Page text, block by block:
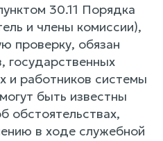
30.11 Порядка
и члены комиссии),
проверку, обязан
государственных
и работников системы
быть известны
обстоятельствах,
в ходе служебной